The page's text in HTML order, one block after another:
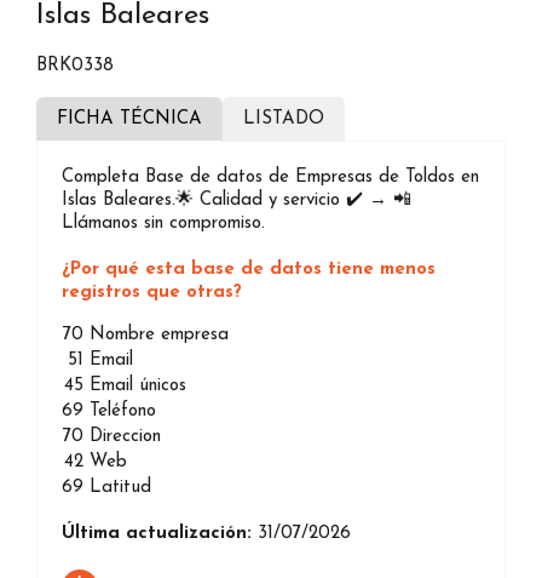
Islas Baleares
BRK0338
FICHA TÉCNICA LISTADO
Completa Base de datos de Empresas de Toldos en
Islas Baleares.🌟 Calidad y servicio ✔️ → 📲
Llámanos sin compromiso.
¿Por qué esta base de datos tiene menos
registros que otras?
70 Nombre empresa
51 Email
45 Email únicos
69 Teléfono
70 Direccion
42 Web
69 Latitud
Última actualización: 31/07/2026